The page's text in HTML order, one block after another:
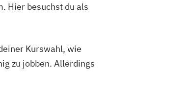
Hier besuchst du als
Kurswahl, wie
zu jobben. Allerdings